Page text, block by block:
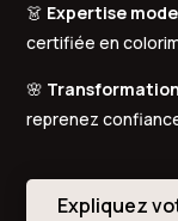
👗 Expertise mode
certifiée en
🌸
reprenez
Expliquez